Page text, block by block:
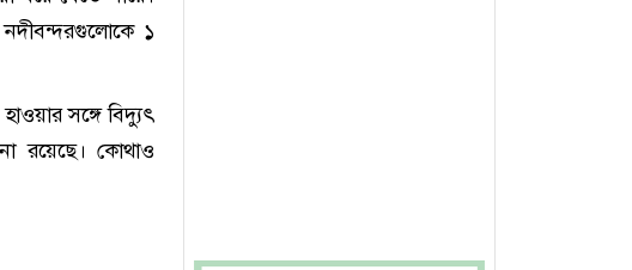
নদীবন্দরগুলোকে ১
সঙ্গে বিদ্যুৎ
রয়েছে। কোথাও